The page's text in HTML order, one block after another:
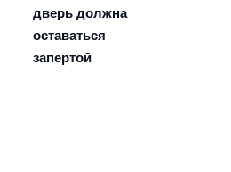
дверь должна
оставаться
запертой